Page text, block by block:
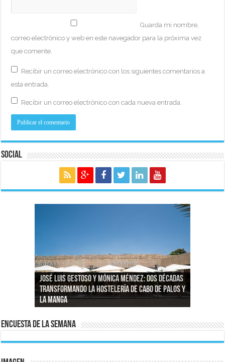
Guarda mi nombre,
correo electrónico y web en este navegador para la próxima vez
que comente.
Recibir un correo electrónico con los siguientes comentarios a
esta entrada.
Recibir un correo electrónico con cada nueva entrada.
Social
José Luis Gestoso y Mónica Méndez: dos décadas
transformando la hostelería de Cabo de Palos y
La Manga
Reportajes fotográficos en Murcia: capturando
momentos reales en La Manga del Mar Menor
La exposición MAR Y PLAYA en Agua Salá
El agua de la zona de La Manga – San Javier
vuelve a ser 100 % potable
Las nuevas analíticas mantienen restricciones
al consumo de agua en La Manga–San Javier
Encuesta de la semana